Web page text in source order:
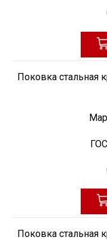
Поковка стальная
Поковка стальная